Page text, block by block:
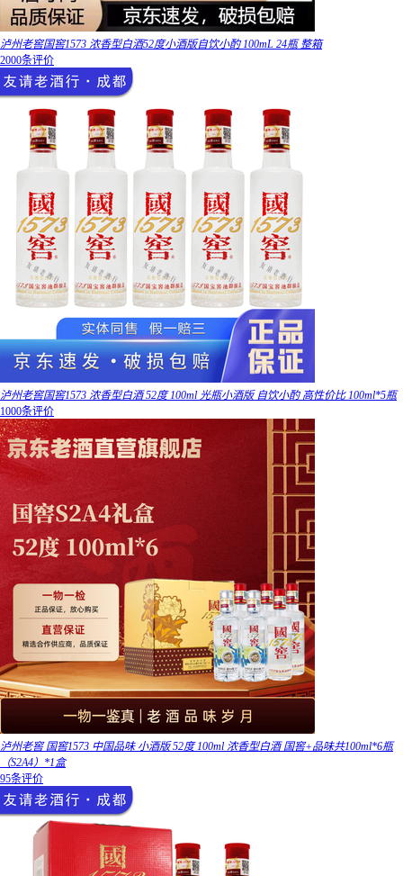
泸州老窖国窖1573 浓香型白酒52度小酒版自饮小酌 100mL 24瓶 整箱
2000条评价
泸州老窖国窖1573 浓香型白酒 52度 100ml 光瓶小酒版 自饮小酌 高性价比 100ml*5瓶
1000条评价
泸州老窖 国窖1573 中国品味 小酒版 52度 100ml 浓香型白酒 国窖+品味共100ml*6瓶
（S2A4）*1盒
95条评价